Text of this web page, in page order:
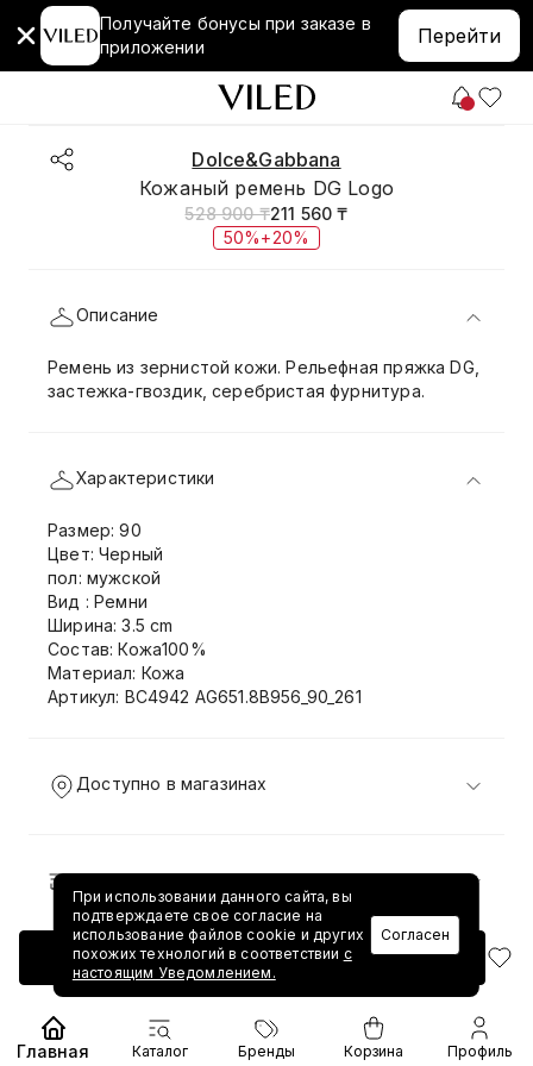
Получайте бонусы при заказе в
приложении
Перейти
Dolce&Gabbana
Кожаный ремень DG Logo
528 900 ₸211 560 ₸
50%+20%
Добавить в корзину
Описание
Ремень из зернистой кожи. Рельефная пряжка DG,
застежка-гвоздик, серебристая фурнитура.
Характеристики
Размер: 90
Цвет: Черный
пол: мужской
Вид : Ремни
Ширина: 3.5 cm
Состав: Кожа100%
Материал: Кожа
Артикул: BC4942 AG651.8B956_90_261
Доступно в магазинах
Доставка и возврат
При использовании данного сайта, вы
подтверждаете свое согласие на
использование файлов cookie и других
похожих технологий в соответствии с
настоящим Уведомлением.
Согласен
Главная Каталог Бренды Корзина Профиль